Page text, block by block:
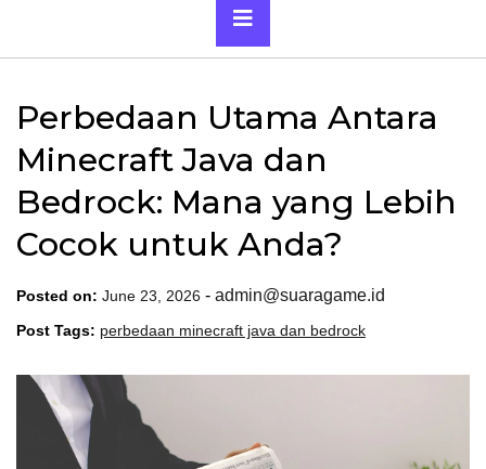
Primary
Menu
Perbedaan Utama Antara
Minecraft Java dan
Bedrock: Mana yang Lebih
Cocok untuk Anda?
Posted on: June 23, 2026 - admin@suaragame.id
Post Tags: perbedaan minecraft java dan bedrock